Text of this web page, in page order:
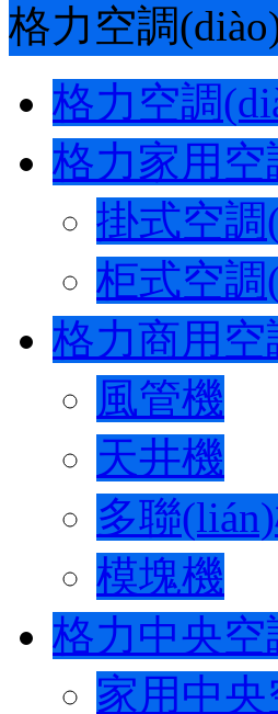
格力空調
格力空調
格力家用空
掛式空調
柜式空調
格力商用空
風管機
天井機
多聯
模塊機
格力中央空
家用中央